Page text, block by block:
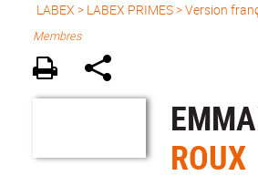
LABEX > LABEX PRIMES>Version
Membres
ROUX